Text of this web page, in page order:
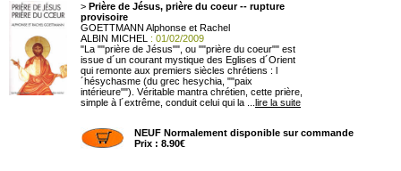
> Prière de Jésus, prière du coeur -- rupture
provisoire
GOETTMANN Alphonse et Rachel
ALBIN MICHEL
: 01/02/2009
"La ""prière de Jésus"", ou ""prière du coeur"" est
issue d´un courant mystique des Eglises d´Orient
qui remonte aux premiers siècles chrétiens : l
´hésychasme (du grec hesychia, ""paix
intérieure""). Véritable mantra chrétien, cette prière,
simple à l´extrême, conduit celui qui la ... lire la suite
NEUF Normalement disponible sur commande
Prix : 8.90€